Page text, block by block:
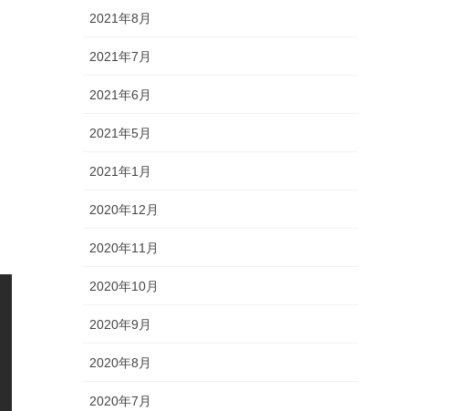
2021年8月
2021年7月
2021年6月
2021年5月
2021年1月
2020年12月
2020年11月
2020年10月
2020年9月
2020年8月
2020年7月